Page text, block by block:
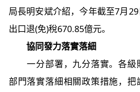
局長明安斌介紹，今年截至7月
出口退(免)稅670.85億元。
協同發力落實落細
一分部署，九分落實。各級
部門落實落細相關政策措施，把